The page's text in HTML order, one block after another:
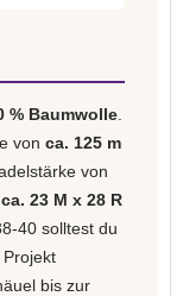
% Baumwolle
von ca. 125 m
von
ca. 23 M x 28 R
40 solltest du
bis zur